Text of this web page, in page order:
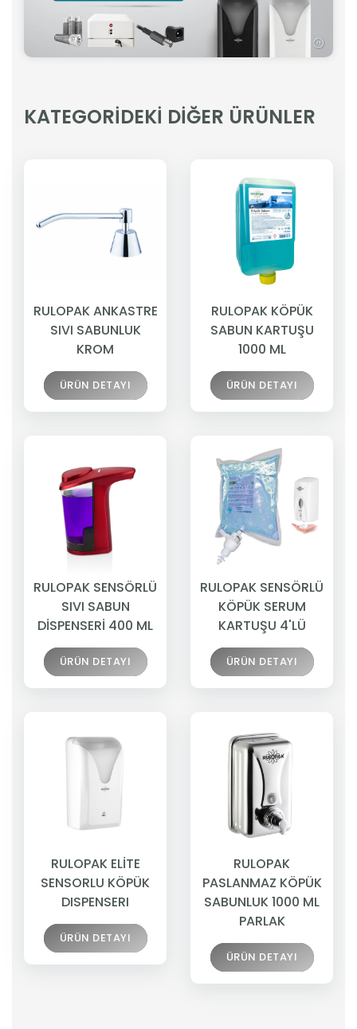
KATEGORİDEKİ DİĞER ÜRÜNLER
RULOPAK ANKASTRE
SIVI SABUNLUK
KROM
ÜRÜN DETAYI
RULOPAK KÖPÜK
SABUN KARTUŞU
1000 ML
ÜRÜN DETAYI
RULOPAK SENSÖRLÜ
SIVI SABUN
DİSPENSERİ 400 ML
ÜRÜN DETAYI
RULOPAK SENSÖRLÜ
KÖPÜK SERUM
KARTUŞU 4'LÜ
ÜRÜN DETAYI
RULOPAK ELİTE
SENSORLU KÖPÜK
DISPENSERI
ÜRÜN DETAYI
RULOPAK
PASLANMAZ KÖPÜK
SABUNLUK 1000 ML
PARLAK
ÜRÜN DETAYI